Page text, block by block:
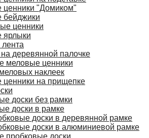
ценники "Домиком"
бейджики
ценники
ярлыки
деревянной палочке
меловые ценники
наклеек
ценники на прищепке
доски без рамки
доски в рамке
доски в деревянной рамке
доски в алюминиевой рамке
пробковые доски